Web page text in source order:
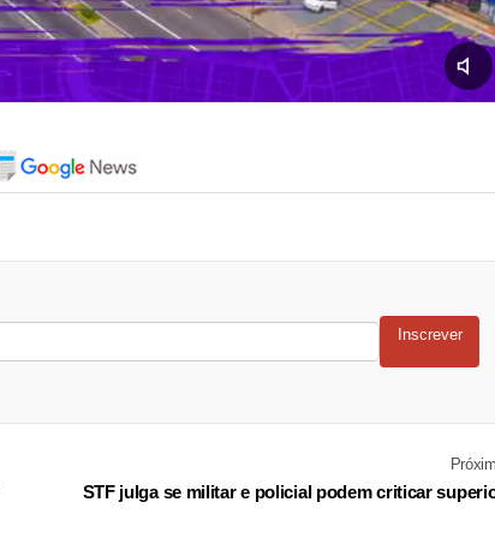
Inscrever
STF julga se militar e policial podem criticar